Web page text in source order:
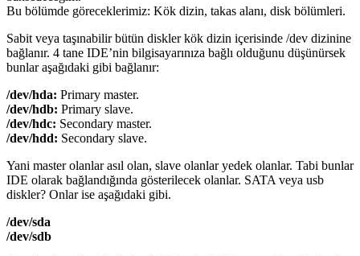
Bu bölümde göreceklerimiz: Kök dizin, takas alanı, disk bölümleri.
Sabit veya taşınabilir bütün diskler kök dizin içerisinde /dev dizinine
bağlanır. 4 tane IDE’nin bilgisayarınıza bağlı olduğunu düşünürsek
bunlar aşağıdaki gibi bağlanır:
/dev/hda: Primary master.
/dev/hdb: Primary slave.
/dev/hdc: Secondary master.
/dev/hdd: Secondary slave.
Yani master olanlar asıl olan, slave olanlar yedek olanlar. Tabi bunlar
IDE olarak bağlandığında gösterilecek olanlar. SATA veya usb
diskler? Onlar ise aşağıdaki gibi.
/dev/sda
/dev/sdb